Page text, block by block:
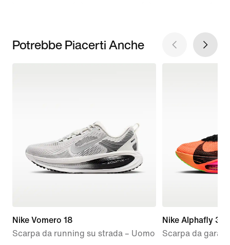
Potrebbe Piacerti Anche
Nike Vomero 18
Scarpa da running su strada – Uomo
Nike Alphafly 3
Scarpa da gara